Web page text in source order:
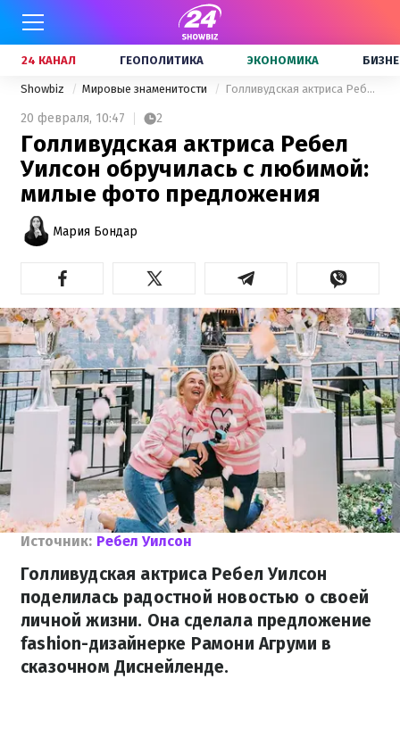
24 КАНАЛ ГЕОПОЛИТИКА ЭКОНОМИКА
Showbiz Мировые знаменитости Голливудская актриса Ребел Уилсон обручилась с любимой: милые фото предложения
20 февраля, 10:47 2
Голливудская актриса Ребел
Уилсон обручилась с любимой:
милые фото предложения
Мария Бондар
Источник: Ребел Уилсон
Голливудская актриса Ребел Уилсон
поделилась радостной новостью о своей
личной жизни. Она сделала предложение
fashion-дизайнерке Рамони Агруми в
сказочном Диснейленде.